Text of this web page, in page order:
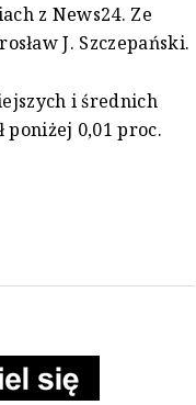
z News24. Ze
J. Szczepański.
i średnich
poniżej 0,01 proc.